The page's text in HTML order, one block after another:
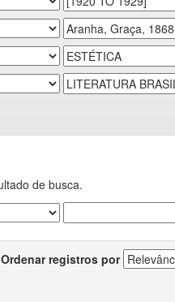
de busca.
Ordenar registros por